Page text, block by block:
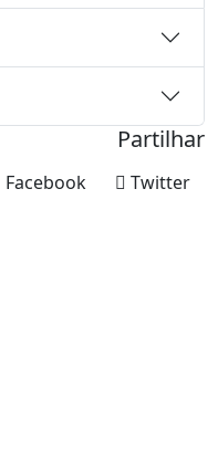
Partilhar
Twitter
Facebook